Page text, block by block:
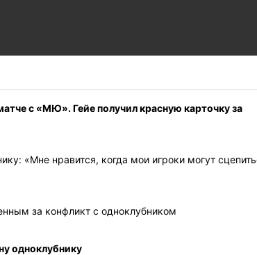
с «МЮ». Гейе получил красную карточку за
«Мне нравится, когда мои игроки могут
за конфликт с одноклубником
одноклубнику